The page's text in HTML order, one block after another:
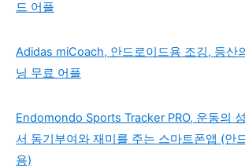
드 어플
Adidas miCoach, 안드로이드용 조깅, 등산
닝 무료 어플
Endomondo Sports Tracker PRO, 운동의
서 동기부여와 재미를 주는 스마트폰앱 (안
용)